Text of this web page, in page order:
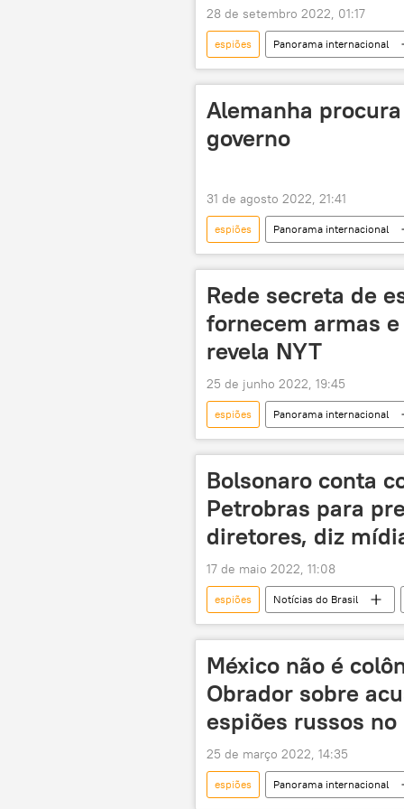
28 de setembro 2022, 01:17
espiões Panorama internacional
Exército dos EUA
Américas
Alemanha
governo
31 de agosto 2022, 21:41
espiões Panorama internacional
rede de espionagem
Rede secreta de
fornecem armas
revela NYT
25 de junho 2022, 19:45
espiões Panorama internacional
Europa
ajuda
Bolsonaro conta
Petrobras para
diretores, diz
17 de maio 2022, 11:08
espiões Notícias do Brasil
Economia
Ministério de
México não é
Obrador sobre
espiões russos no
25 de março 2022, 14:35
espiões Panorama internacional